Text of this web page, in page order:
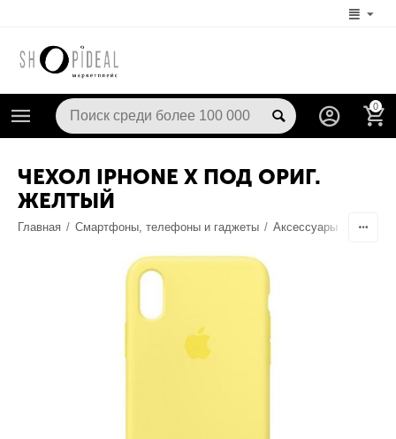
0
ЧЕХОЛ IPHONE X ПОД ОРИГ.
ЖЕЛТЫЙ
Главная / Смартфоны, телефоны и гаджеты / Аксессуары Чехлы